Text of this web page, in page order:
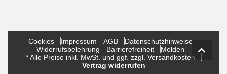
Cookies Impressum AGB
Datenschutzhinweise
Widerrufsbelehrung
Barrierefreiheit
Melden
* Alle Preise inkl. MwSt. und ggf. zzgl. Versandkosten
Vertrag widerrufen